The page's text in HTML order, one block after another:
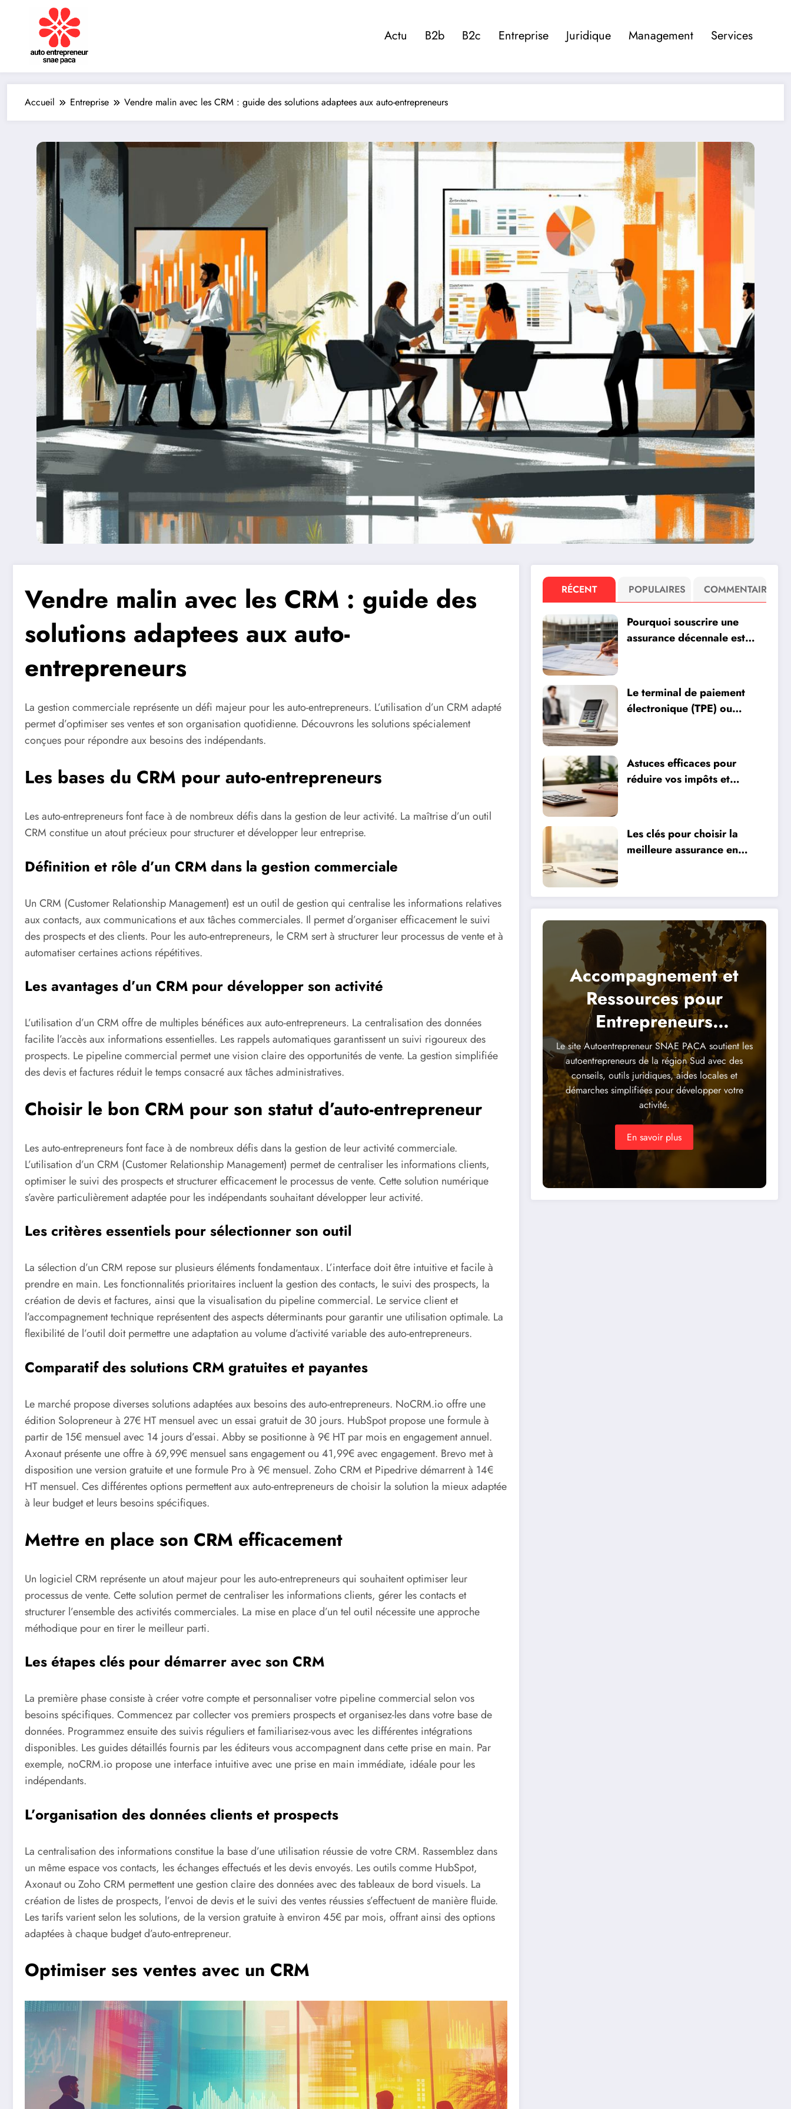
Actu B2b B2c Entreprise Juridique Management Services
Accueil Entreprise Vendre malin avec les CRM : guide des solutions adaptees aux auto-entrepreneurs
Vendre malin avec les CRM : guide des
solutions adaptees aux auto-
entrepreneurs
La gestion commerciale représente un défi majeur pour les auto-entrepreneurs. L’utilisation d’un CRM adapté
permet d’optimiser ses ventes et son organisation quotidienne. Découvrons les solutions spécialement
conçues pour répondre aux besoins des indépendants.
Les bases du CRM pour auto-entrepreneurs
Les auto-entrepreneurs font face à de nombreux défis dans la gestion de leur activité. La maîtrise d’un outil
CRM constitue un atout précieux pour structurer et développer leur entreprise.
Définition et rôle d’un CRM dans la gestion commerciale
Un CRM (Customer Relationship Management) est un outil de gestion qui centralise les informations relatives
aux contacts, aux communications et aux tâches commerciales. Il permet d’organiser efficacement le suivi
des prospects et des clients. Pour les auto-entrepreneurs, le CRM sert à structurer leur processus de vente et à
automatiser certaines actions répétitives.
Les avantages d’un CRM pour développer son activité
L’utilisation d’un CRM offre de multiples bénéfices aux auto-entrepreneurs. La centralisation des données
facilite l’accès aux informations essentielles. Les rappels automatiques garantissent un suivi rigoureux des
prospects. Le pipeline commercial permet une vision claire des opportunités de vente. La gestion simplifiée
des devis et factures réduit le temps consacré aux tâches administratives.
Choisir le bon CRM pour son statut d’auto-entrepreneur
Les auto-entrepreneurs font face à de nombreux défis dans la gestion de leur activité commerciale.
L’utilisation d’un CRM (Customer Relationship Management) permet de centraliser les informations clients,
optimiser le suivi des prospects et structurer efficacement le processus de vente. Cette solution numérique
s’avère particulièrement adaptée pour les indépendants souhaitant développer leur activité.
Les critères essentiels pour sélectionner son outil
La sélection d’un CRM repose sur plusieurs éléments fondamentaux. L’interface doit être intuitive et facile à
prendre en main. Les fonctionnalités prioritaires incluent la gestion des contacts, le suivi des prospects, la
création de devis et factures, ainsi que la visualisation du pipeline commercial. Le service client et
l’accompagnement technique représentent des aspects déterminants pour garantir une utilisation optimale. La
flexibilité de l’outil doit permettre une adaptation au volume d’activité variable des auto-entrepreneurs.
Comparatif des solutions CRM gratuites et payantes
Le marché propose diverses solutions adaptées aux besoins des auto-entrepreneurs. NoCRM.io offre une
édition Solopreneur à 27€ HT mensuel avec un essai gratuit de 30 jours. HubSpot propose une formule à
partir de 15€ mensuel avec 14 jours d’essai. Abby se positionne à 9€ HT par mois en engagement annuel.
Axonaut présente une offre à 69,99€ mensuel sans engagement ou 41,99€ avec engagement. Brevo met à
disposition une version gratuite et une formule Pro à 9€ mensuel. Zoho CRM et Pipedrive démarrent à 14€
HT mensuel. Ces différentes options permettent aux auto-entrepreneurs de choisir la solution la mieux adaptée
à leur budget et leurs besoins spécifiques.
Mettre en place son CRM efficacement
Un logiciel CRM représente un atout majeur pour les auto-entrepreneurs qui souhaitent optimiser leur
processus de vente. Cette solution permet de centraliser les informations clients, gérer les contacts et
structurer l’ensemble des activités commerciales. La mise en place d’un tel outil nécessite une approche
méthodique pour en tirer le meilleur parti.
Les étapes clés pour démarrer avec son CRM
La première phase consiste à créer votre compte et personnaliser votre pipeline commercial selon vos
besoins spécifiques. Commencez par collecter vos premiers prospects et organisez-les dans votre base de
données. Programmez ensuite des suivis réguliers et familiarisez-vous avec les différentes intégrations
disponibles. Les guides détaillés fournis par les éditeurs vous accompagnent dans cette prise en main. Par
exemple, noCRM.io propose une interface intuitive avec une prise en main immédiate, idéale pour les
indépendants.
L’organisation des données clients et prospects
La centralisation des informations constitue la base d’une utilisation réussie de votre CRM. Rassemblez dans
un même espace vos contacts, les échanges effectués et les devis envoyés. Les outils comme HubSpot,
Axonaut ou Zoho CRM permettent une gestion claire des données avec des tableaux de bord visuels. La
création de listes de prospects, l’envoi de devis et le suivi des ventes réussies s’effectuent de manière fluide.
Les tarifs varient selon les solutions, de la version gratuite à environ 45€ par mois, offrant ainsi des options
adaptées à chaque budget d’auto-entrepreneur.
Optimiser ses ventes avec un CRM
RÉCENT POPULAIRES COMMENTAIRE
Pourquoi souscrire une
assurance décennale est
Le terminal de paiement
électronique (TPE) ou
pour optimiser vos
encaissements ?
Astuces efficaces pour
réduire vos impôts et
Les clés pour choisir la
meilleure assurance en
Accompagnement et
Ressources pour
Entrepreneurs
Indépendants
Le site Autoentrepreneur SNAE PACA soutient les
autoentrepreneurs de la région Sud avec des
conseils, outils juridiques, aides locales et
démarches simplifiées pour développer votre
activité.
En savoir plus